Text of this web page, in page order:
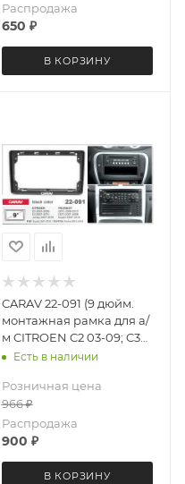
Распродажа
650 ₽
В КОРЗИНУ
CARAV 22-091 (9 дюйм.
монтажная рамка для а/
м CITROEN C2 03-09; C3
2001-10; Jumpy 07-16 /
PEUGEOT (207)06-12,
(307) 01-08 Expert
Есть в наличии
Розничная цена
966₽
Распродажа
900 ₽
В КОРЗИНУ